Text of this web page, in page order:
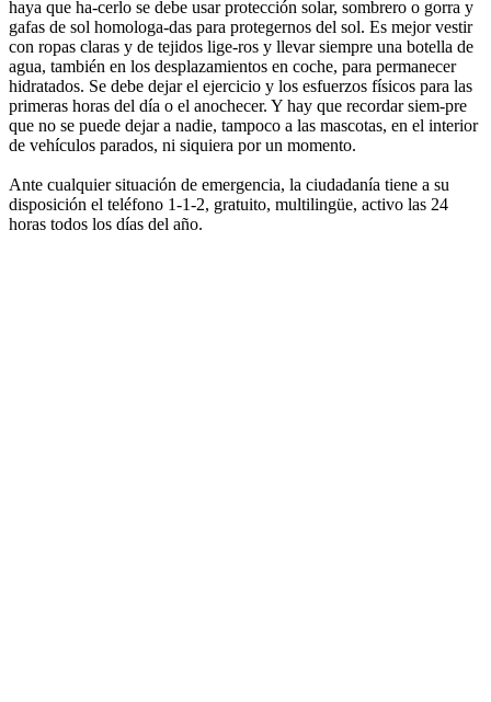
haya que ha-cerlo se debe usar protección solar, sombrero o gorra y
gafas de sol homologa-das para protegernos del sol. Es mejor vestir
con ropas claras y de tejidos lige-ros y llevar siempre una botella de
agua, también en los desplazamientos en coche, para permanecer
hidratados. Se debe dejar el ejercicio y los esfuerzos físicos para las
primeras horas del día o el anochecer. Y hay que recordar siem-pre
que no se puede dejar a nadie, tampoco a las mascotas, en el interior
de vehículos parados, ni siquiera por un momento.
Ante cualquier situación de emergencia, la ciudadanía tiene a su
disposición el teléfono 1-1-2, gratuito, multilingüe, activo las 24
horas todos los días del año.